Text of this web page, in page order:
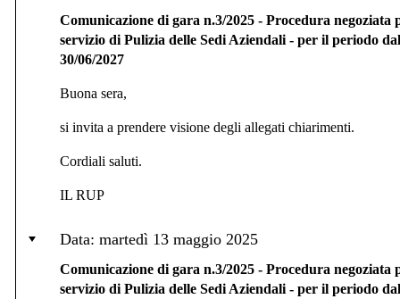
Comunicazione di gara n.3/2025 - Procedura negoziata
servizio di Pulizia delle Sedi Aziendali - per il periodo
30/06/2027
Buona sera,
si invita a prendere visione degli allegati chiarimenti.
Cordiali saluti.
IL RUP
Data: martedì 13 maggio 2025
Comunicazione di gara n.3/2025 - Procedura negoziata
servizio di Pulizia delle Sedi Aziendali - per il periodo